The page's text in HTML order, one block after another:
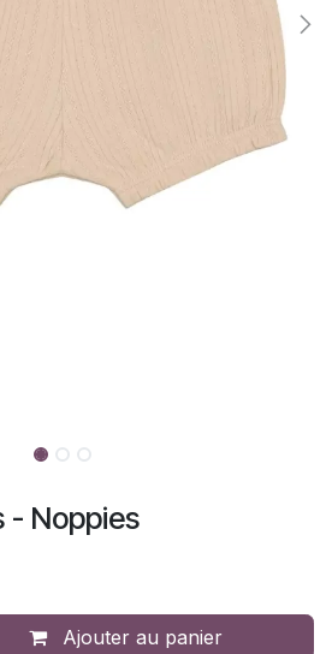
- Noppies
Ajouter au panier